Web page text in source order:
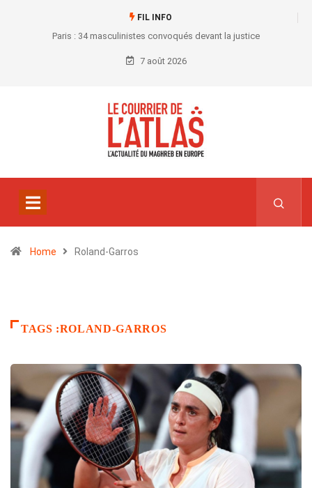
FIL INFO
Paris : 34 masculinistes convoqués devant la justice
7 août 2026
Home Roland-Garros
TAGS :ROLAND-GARROS